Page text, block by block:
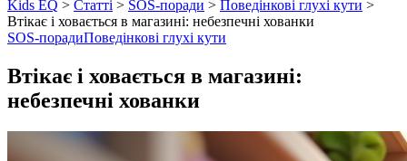
Kids EQ > Статті > SOS-поради > Поведінкові глухі кути >
Втікає і ховається в магазині: небезпечні хованки
SOS-порадиПоведінкові глухі кути
Втікає і ховається в магазині:
небезпечні хованки